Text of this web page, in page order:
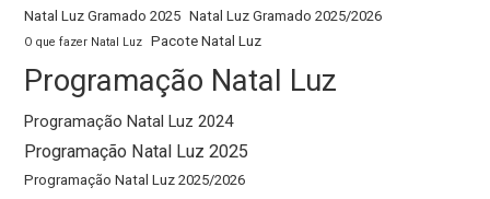
Natal Luz Gramado 2025 Natal Luz Gramado 2025/2026
O que fazer Natal Luz Pacote Natal Luz
Programação Natal Luz
Programação Natal Luz 2024
Programação Natal Luz 2025
Programação Natal Luz 2025/2026